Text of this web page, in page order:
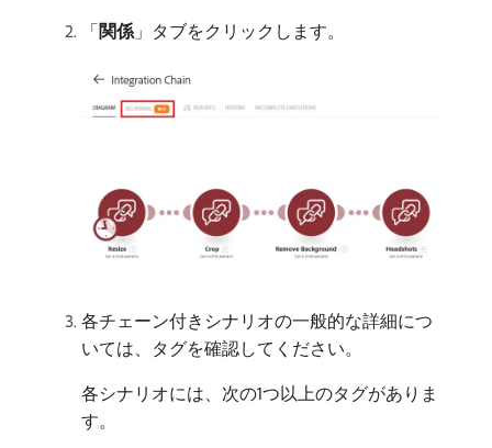
「関係 」タブをクリックします。
各チェーン付きシナリオの一般的な詳細につ
いては、タグを確認してください。
各シナリオには、次の1つ以上のタグがありま
す。